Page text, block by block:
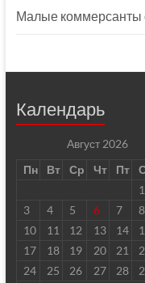
Малые коммерсанты
Календарь
Август 2026
Пн
Вт Ср Чт Пт
1
3
4 5 6 7 8
10
11 12 13 14
17
18 19 20 21
24
25 26 27 28